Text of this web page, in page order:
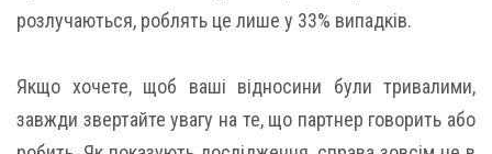
розлучаються, роблять це лише у 33% випадків.
Якщо хочете, щоб ваші відносини були тривалими,
завжди звертайте увагу на те, що партнер говорить або